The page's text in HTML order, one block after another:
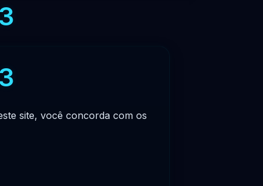
site, você concorda com os